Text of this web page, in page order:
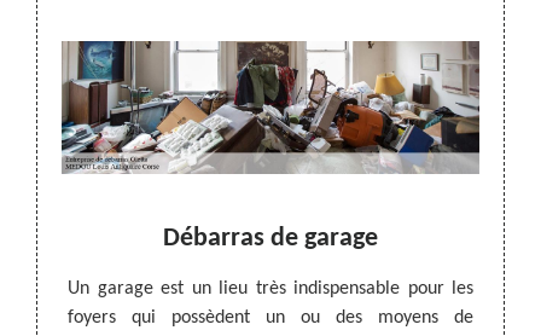
de
Débarras de garage
Un garage est un lieu très indispensable pour les
foyers qui possèdent un ou des moyens de